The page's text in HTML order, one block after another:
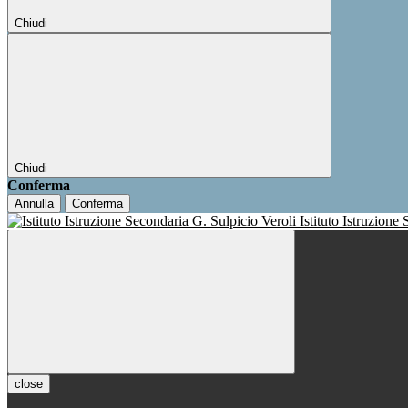
Chiudi
Chiudi
Conferma
Annulla Conferma
Istituto Istruzione
close